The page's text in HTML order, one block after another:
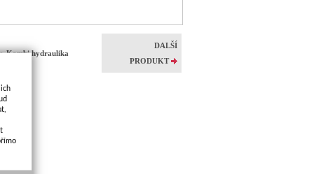
Kombi hydraulika
DALŠÍ
PRODUKT